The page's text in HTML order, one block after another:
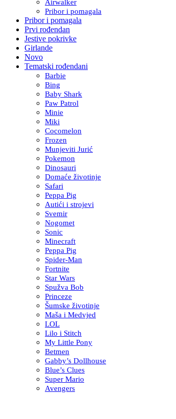
Airwalker
Pribor i pomagala
Pribor i pomagala
Prvi rođendan
Jestive pokrivke
Girlande
Novo
Tematski rođendani
Barbie
Bing
Baby Shark
Paw Patrol
Minie
Miki
Cocomelon
Frozen
Munjeviti Jurić
Pokemon
Dinosauri
Domaće životinje
Safari
Peppa Pig
Autići i strojevi
Svemir
Nogomet
Sonic
Minecraft
Peppa Pig
Spider-Man
Fortnite
Star Wars
Spužva Bob
Princeze
Šumske životinje
Maša i Medvjed
LOL
Lilo i Stitch
My Little Pony
Betmen
Gabby’s Dollhouse
Blue’s Clues
Super Mario
Avengers